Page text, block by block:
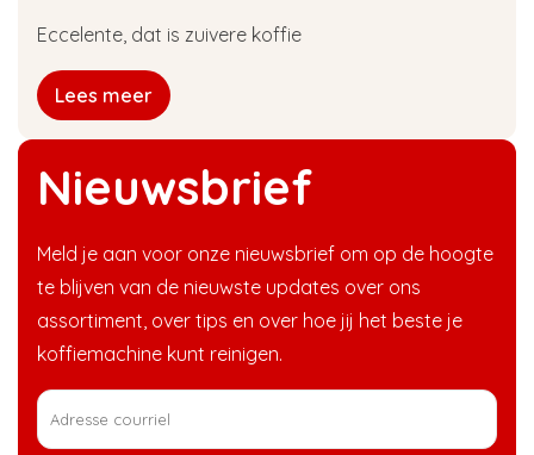
Nieuwsbrief
Meld je aan voor onze nieuwsbrief om op de hoogte
te blijven van de nieuwste updates over ons
assortiment, over tips en over hoe jij het beste je
koffiemachine kunt reinigen.
Eccelente, dat is zuivere koffie
Lees meer